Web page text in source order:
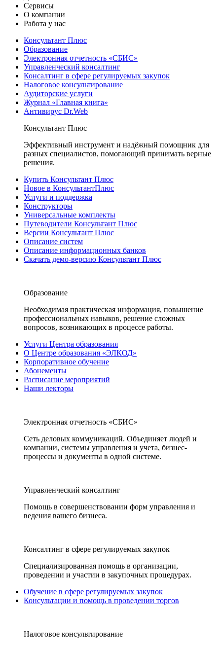
Сервисы
О компании
Работа у нас
Консультант Плюс
Образование
Электронная отчетность «СБИС»
Управленческий консалтинг
Консалтинг в сфере регулируемых закупок
Налоговое консультирование
Аудиторские услуги
Журнал «Главная книга»
Антивирус Dr.Web
Консультант Плюс
Эффективный инструмент и надёжный помощник для
разных специалистов, помогающий принимать верные
решения.
Купить Консультант Плюс
Новое в КонсультантПлюс
Услуги и поддержка
Конструкторы
Универсальные комплекты
Путеводители Консультант Плюс
Версии Консультант Плюс
Описание систем
Описание информационных банков
Скачать демо-версию Консультант Плюс
Образование
Необходимая практическая информация, повышение
профессиональных навыков, решение сложных
вопросов, возникающих в процессе работы.
Услуги Центра образования
О Центре образования «ЭЛКОД»
Корпоративное обучение
Абонементы
Расписание мероприятий
Наши лекторы
Электронная отчетность «СБИС»
Сеть деловых коммуникаций. Объединяет людей и
компании, системы управления и учета, бизнес-
процессы и документы в одной системе.
Управленческий консалтинг
Помощь в совершенствовании форм управления и
ведения вашего бизнеса.
Консалтинг в сфере регулируемых закупок
Специализированная помощь в организации,
проведении и участии в закупочных процедурах.
Обучение в сфере регулируемых закупок
Консультации и помощь в проведении торгов
Налоговое консультирование